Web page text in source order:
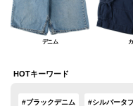
デニム
HOTキーワード
#ブラックデニム #シルバータ